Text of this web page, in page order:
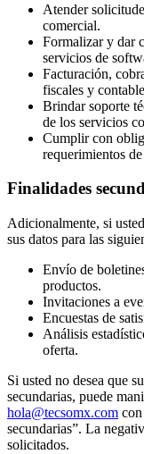
Atender
comercial.
Formalizar y dar
servicios de
Facturación,
fiscales y
Brindar soporte
de los servicios
Cumplir con
requerimientos
Finalidades
Adicionalmente, si
sus datos para las
Envío de
productos.
Invitaciones a
Encuestas de
Análisis
oferta.
Si usted no desea que
secundarias, puede
hola@tecsomx.com
secundarias”. La
solicitados.